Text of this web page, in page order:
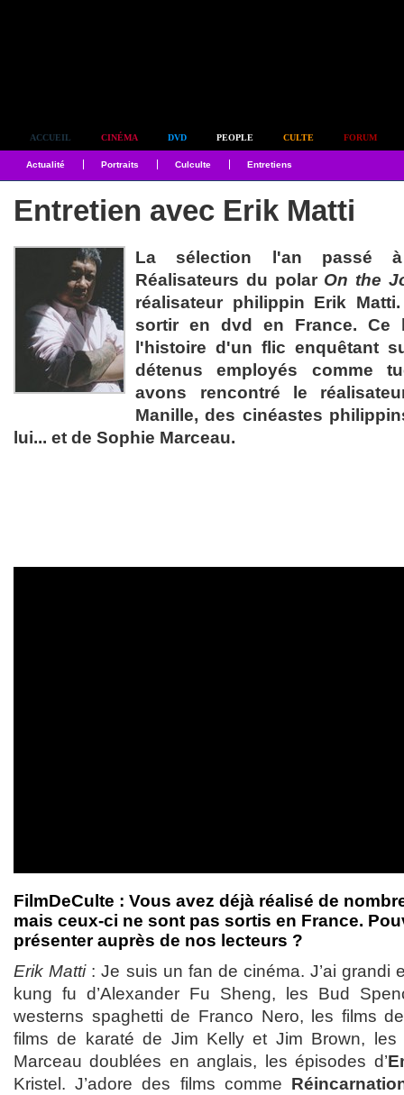
ACCUEIL CINÉMA DVD PEOPLE CULTE FORUM
Actualité Portraits Culculte Entretiens
Entretien avec Erik Matti
La sélection l'an passé
Réalisateurs du polar On the
réalisateur philippin Erik
sortir en dvd en France. Ce
l'histoire d'un flic enquêtant
détenus employés comme
avons rencontré le
Manille, des cinéastes
lui... et de Sophie Marceau.
FilmDeCulte : Vous avez déjà réalisé de
mais ceux-ci ne sont pas sortis en France.
présenter auprès de nos lecteurs ?
Erik Matti: Je suis un fan de cinéma. J’ai grandi
kung fu d’Alexander Fu Sheng, les Bud
westerns spaghetti de Franco Nero, les films
films de karaté de Jim Kelly et Jim Brown, les
Marceau doublées en anglais, les épisodes d’
Kristel. J’adore des films comme